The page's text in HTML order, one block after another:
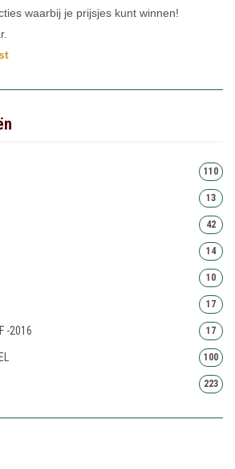
waarbij je prijsjes kunt winnen!
110
13
42
14
10
17
-2016 17
100
223